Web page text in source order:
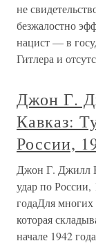
не
безжалостно
нацист — в
Гитлера и
Джон Г.
Кавказ:
России,
Джон Г. Джилл
удар по России,
годаДля
которая
начале 1942